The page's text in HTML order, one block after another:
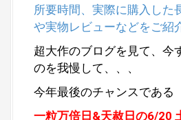
所要時間、実際に購入した
や実物レビューなどをご紹
超大作のブログを見て、今
のを我慢して、、、
今年最後のチャンスである
一粒万倍日&天赦日の6/20